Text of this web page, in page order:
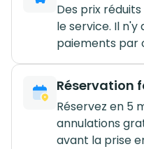
Des prix
le service. Il n'y
paiements par
Réservation
Réservez en 5
annulations
avant la prise